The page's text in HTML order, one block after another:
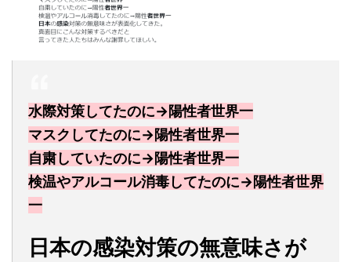
水際対策してたのに→陽性者世界一
マスクしてたのに→陽性者世界一
自粛していたのに→陽性者世界一
検温やアルコール消毒してたのに→陽性者世界
一
日本の感染対策の無意味さが